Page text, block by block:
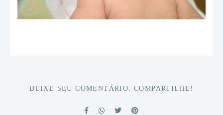
DEIXE SEU COMENTÁRIO, COMPARTILHE!